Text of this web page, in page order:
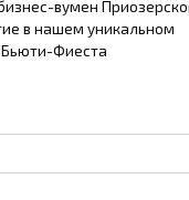
вумен
в нашем уникальном
Фиеста